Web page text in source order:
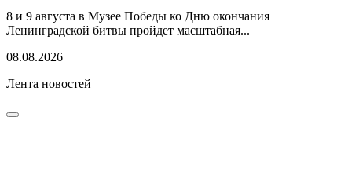
8 и 9 августа в Музее Победы ко Дню окончания
Ленинградской битвы пройдет масштабная...
08.08.2026
Лента новостей